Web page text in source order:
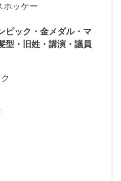
ホッケー
ピック・金メダル・マ
型・旧姓・講演・議員